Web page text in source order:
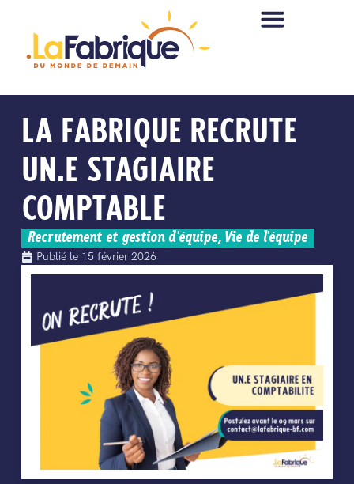
LA FABRIQUE RECRUTE
UN.E STAGIAIRE
COMPTABLE
Recrutement et gestion d'équipe, Vie de l'équipe
Publié le 15 février 2026